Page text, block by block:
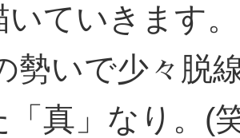
いていきます。
勢いで少々脱
「真」なり。(